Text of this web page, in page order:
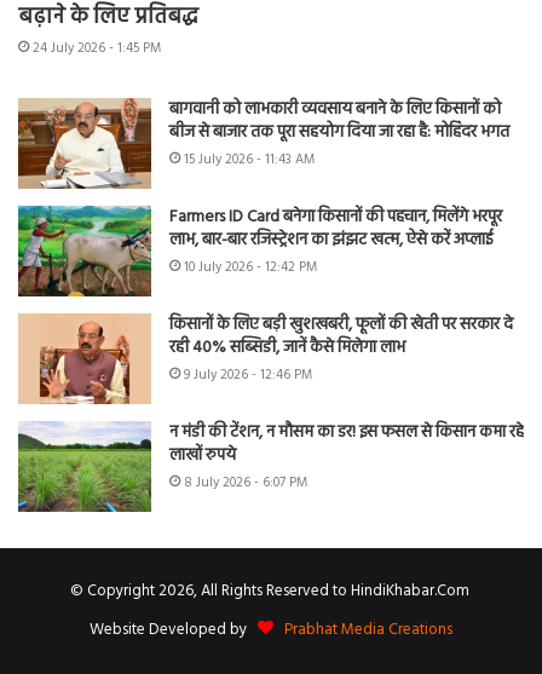
बढ़ाने के लिए प्रतिबद्ध
24 July 2026 - 1:45 PM
बागवानी को लाभकारी व्यवसाय बनाने के लिए किसानों को
बीज से बाजार तक पूरा सहयोग दिया जा रहा है: मोहिंदर भगत
15 July 2026 - 11:43 AM
Farmers ID Card बनेगा किसानों की पहचान, मिलेंगे भरपूर
लाभ, बार-बार रजिस्ट्रेशन का झंझट खत्म, ऐसे करें अप्लाई
10 July 2026 - 12:42 PM
किसानों के लिए बड़ी खुशखबरी, फूलों की खेती पर सरकार दे
रही 40% सब्सिडी, जानें कैसे मिलेगा लाभ
9 July 2026 - 12:46 PM
न मंडी की टेंशन, न मौसम का डर! इस फसल से किसान कमा रहे
लाखों रुपये
8 July 2026 - 6:07 PM
© Copyright 2026, All Rights Reserved to HindiKhabar.Com
Website Developed by
Prabhat Media Creations